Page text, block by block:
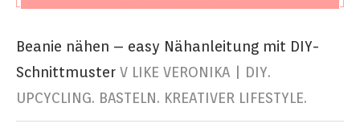
Beanie nähen – easy Nähanleitung mit DIY-
Schnittmuster V LIKE VERONIKA | DIY.
UPCYCLING. BASTELN. KREATIVER LIFESTYLE.